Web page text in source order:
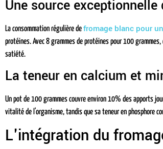
Une source
La consommation régulière de fromage blanc pour
protéines. Avec 8 grammes de protéines pour 100
satiété.
La teneur en calcium et
Un pot de 100 grammes couvre environ 10% des apports
vitalité de l'organisme, tandis que sa teneur en phosphore
L'intégration du